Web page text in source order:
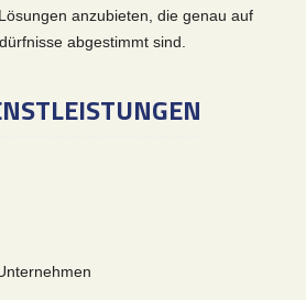
anzubieten, die genau auf
abgestimmt sind.